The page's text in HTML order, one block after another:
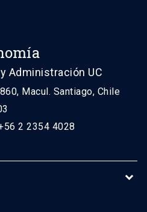
Administración UC
Macul. Santiago, Chile
2 2354 4028